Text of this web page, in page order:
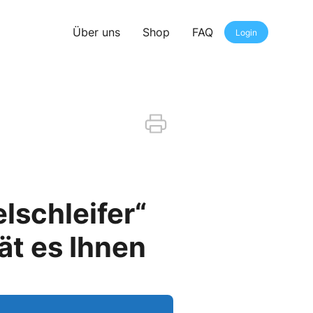
Über uns Shop FAQ Login
es Ihnen